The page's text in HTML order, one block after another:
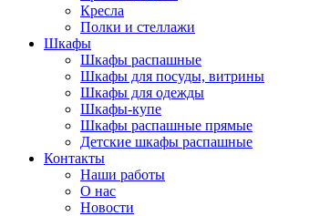
Кресла
Полки и стеллажи
Шкафы
Шкафы распашные
Шкафы для посуды, витрины
Шкафы для одежды
Шкафы-купе
Шкафы распашные прямые
Детские шкафы распашные
Контакты
Наши работы
О нас
Новости